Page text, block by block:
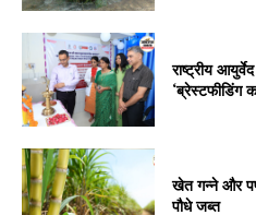
राष्ट्रीय
‘ब्रेस्टफीडिंग
खेत गन्ने और
पौधे जब्त